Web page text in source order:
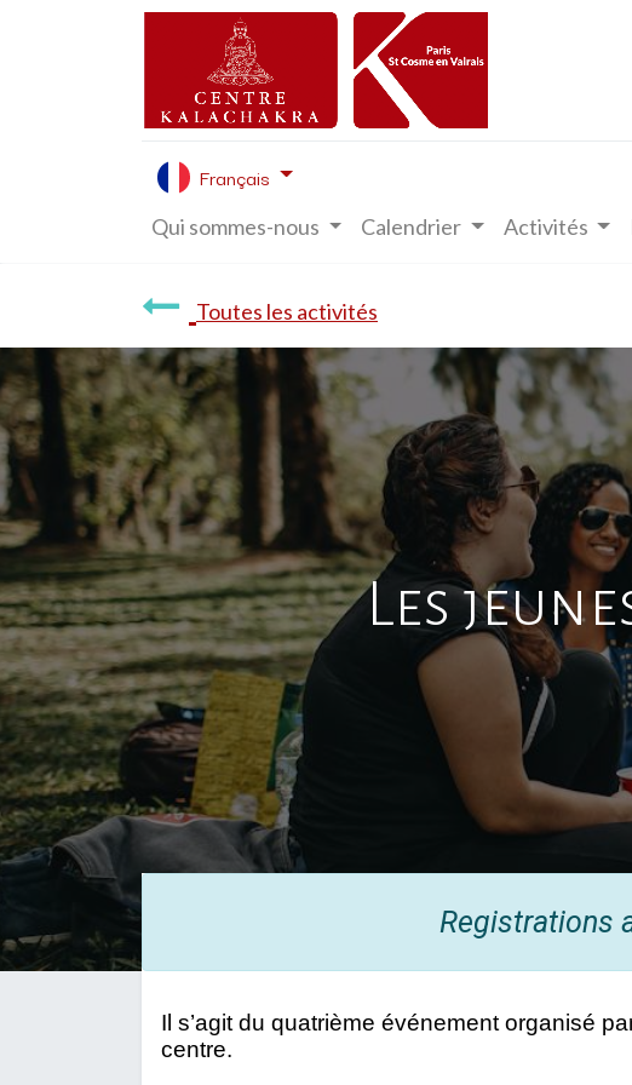
Français
Qui sommes-nous Calendrier Activités
Toutes les activités
Les
Registrations
Il s’agit du quatrième événement organisé
centre.